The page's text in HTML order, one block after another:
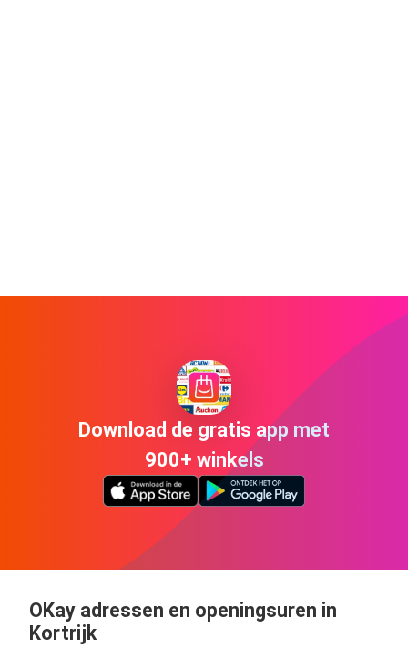
Download de gratis app met
900+ winkels
OKay adressen en openingsuren in
Kortrijk